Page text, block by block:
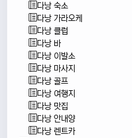
다낭 숙소
다낭 가라오케
다낭 클럽
다낭 바
다낭 이발소
다낭 마사지
다낭 골프
다낭 여행지
다낭 맛집
다낭 안내양
다낭 렌트카